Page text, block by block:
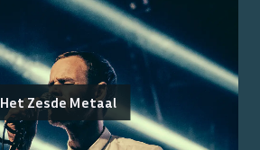
Het Zesde Metaal